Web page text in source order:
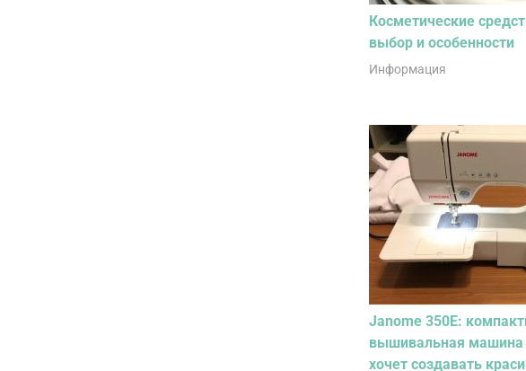
Косметические
выбор и особенности
Информация
Janome 350E:
вышивальная машина
хочет создавать